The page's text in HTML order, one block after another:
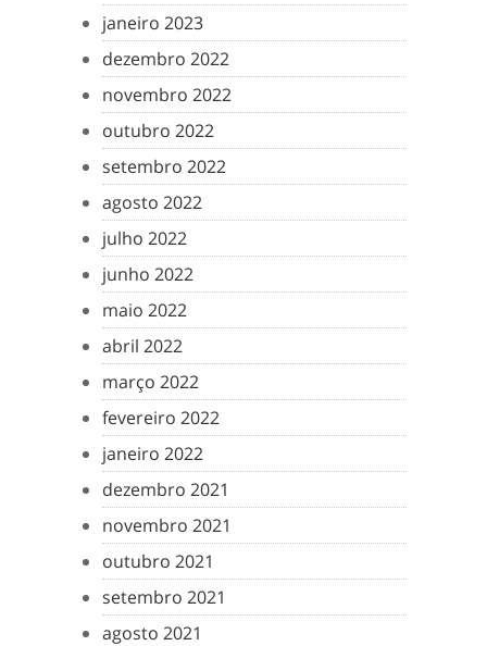
janeiro 2023
dezembro 2022
novembro 2022
outubro 2022
setembro 2022
agosto 2022
julho 2022
junho 2022
maio 2022
abril 2022
março 2022
fevereiro 2022
janeiro 2022
dezembro 2021
novembro 2021
outubro 2021
setembro 2021
agosto 2021